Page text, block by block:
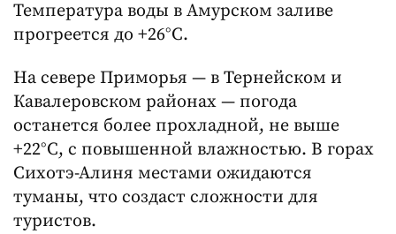
Температура воды в Амурском заливе
прогреется до +26°C.
На севере Приморья — в Тернейском и
Кавалеровском районах — погода
останется более прохладной, не выше
+22°C, с повышенной влажностью. В горах
Сихотэ-Алиня местами ожидаются
туманы, что создаст сложности для
туристов.